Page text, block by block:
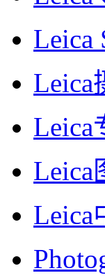
Leica
Leica
Leica
Leica
Leica